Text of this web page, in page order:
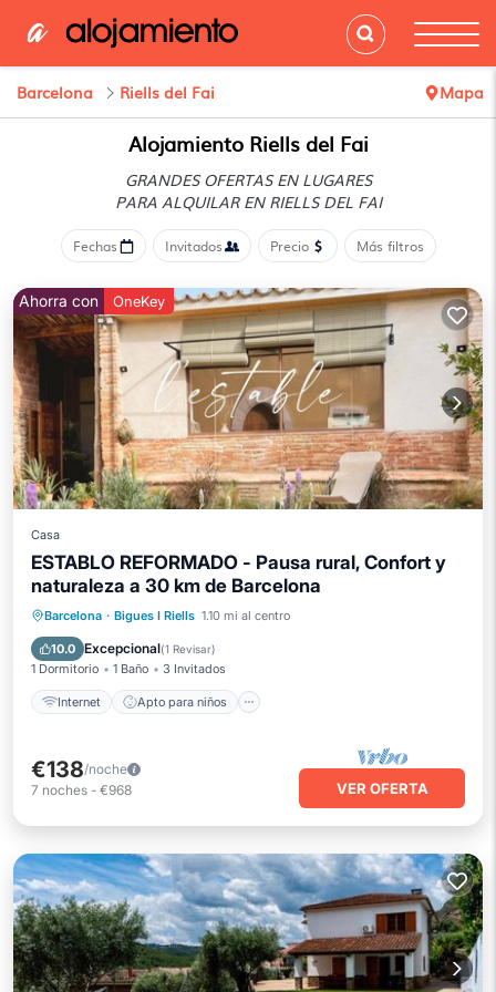
Barcelona Riells del Fai Mapa
Alojamiento Riells del Fai
GRANDES OFERTAS EN LUGARES
PARA ALQUILAR EN RIELLS DEL FAI
Fechas Invitados Precio Más filtros
Ahorra con OneKey
Casa
ESTABLO REFORMADO - Pausa rural, Confort y
naturaleza a 30 km de Barcelona
Barcelona · Bigues I Riells 1.10 mi al centro
10.0 Excepcional(1 Revisar)
1 Dormitorio 1 Baño 3 Invitados
Internet Apto para niños
Internet
Apto para niños
Ropa de cama
€138/noche
7 noches - €968 VER OFERTA